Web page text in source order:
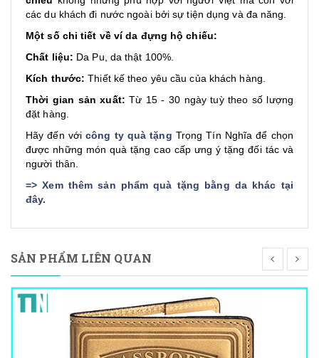
các du khách đi nước ngoài bởi sự tiện dụng và đa năng.
Một số chi tiết về ví da đựng hộ chiếu:
Chất liệu: Da Pu, da thật 100%.
Kích thước: Thiết kế theo yêu cầu của khách hàng.
Thời gian sản xuất: Từ 15 - 30 ngày tuỳ theo số lượng
đặt hàng.
Hãy đến vớicông ty quà tặng Trọng Tín Nghĩa để chọn
được những món quà tặng cao cấp ưng ý tặng đối tác và
người thân.
=>Xem thêm sản phẩm quà tặng bằng da khác tại
đây.
SẢN PHẨM LIÊN QUAN